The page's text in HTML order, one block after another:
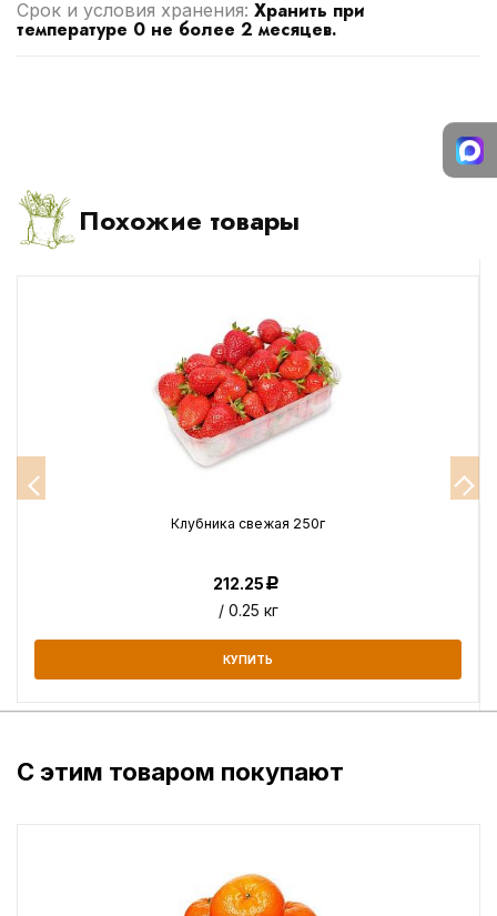
Срок и условия хранения: Хранить при
температуре 0 не более 2 месяцев.
Похожие товары
Клубника свежая 250г
212.25Р
/ 0.25 кг
КУПИТЬ
С этим товаром покупают